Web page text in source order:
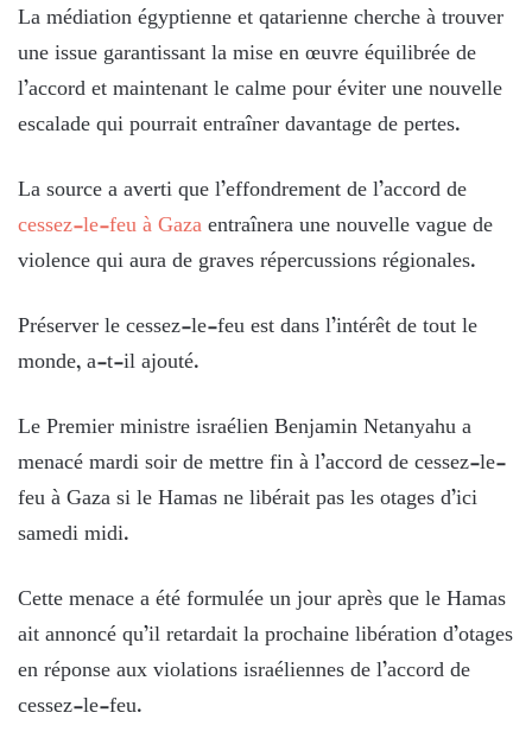
La médiation égyptienne et qatarienne cherche à trouver
une issue garantissant la mise en œuvre équilibrée de
l’accord et maintenant le calme pour éviter une nouvelle
escalade qui pourrait entraîner davantage de pertes.
La source a averti que l’effondrement de l’accord de
cessez-le-feu à Gazaentraînera une nouvelle vague de
violence qui aura de graves répercussions régionales.
Préserver le cessez-le-feu est dans l’intérêt de tout le
monde, a-t-il ajouté.
Le Premier ministre israélien Benjamin Netanyahu a
menacé mardi soir de mettre fin à l’accord de cessez-le-
feu à Gaza si le Hamas ne libérait pas les otages d’ici
samedi midi.
Cette menace a été formulée un jour après que le Hamas
ait annoncé qu’il retardait la prochaine libération d’otages
en réponse aux violations israéliennes de l’accord de
cessez-le-feu.